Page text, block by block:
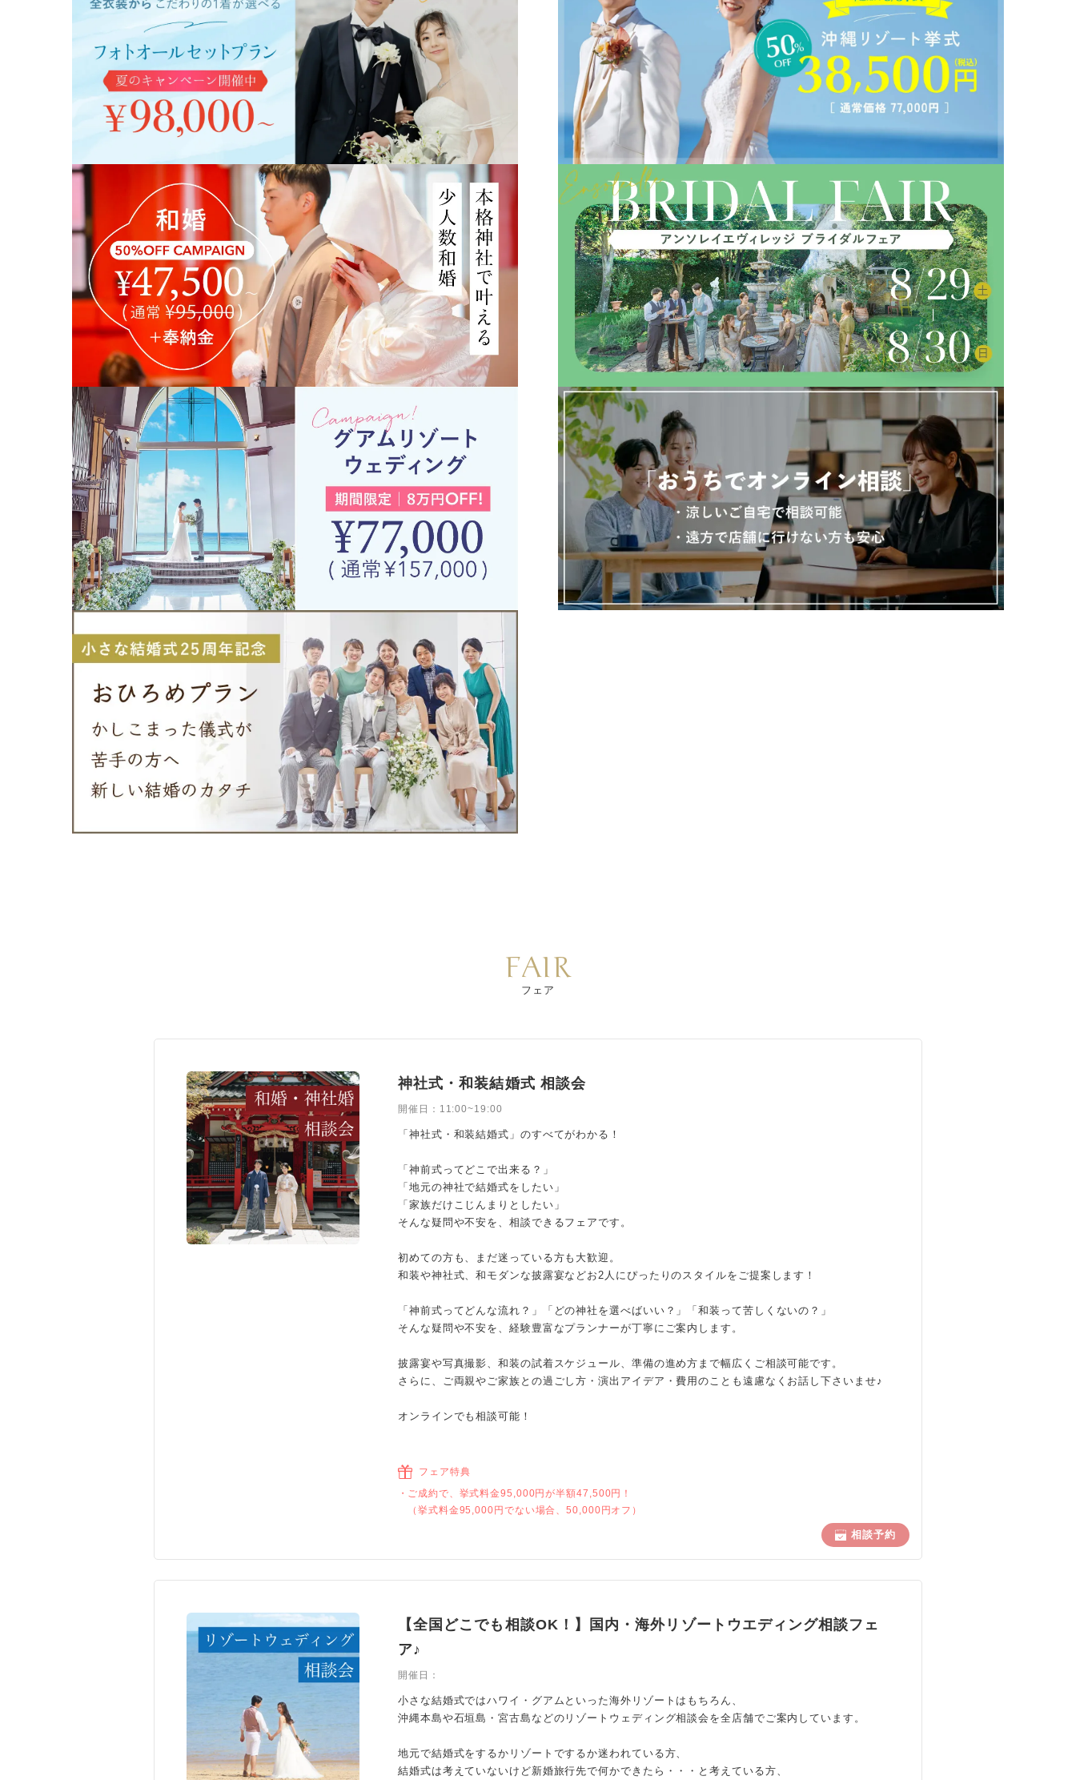
FAIR
フェア
神社式・和装結婚式 相談会
開催日： 11:00~19:00
「神社式・和装結婚式」のすべてがわかる！
「神前式ってどこで出来る？」
「地元の神社で結婚式をしたい」
「家族だけこじんまりとしたい」
そんな疑問や不安を、相談できるフェアです。
初めての方も、まだ迷っている方も大歓迎。
和装や神社式、和モダンな披露宴などお2人にぴったりのスタイルをご提案します！
「神前式ってどんな流れ？」「どの神社を選べばいい？」「和装って苦しくないの？」
そんな疑問や不安を、経験豊富なプランナーが丁寧にご案内します。
披露宴や写真撮影、和装の試着スケジュール、準備の進め方まで幅広くご相談可能です。
さらに、ご両親やご家族との過ごし方・演出アイデア・費用のことも遠慮なくお話し下さいませ♪
オンラインでも相談可能！
フェア特典
ご成約で、挙式料金95,000円が半額47,500円！
（挙式料金95,000円でない場合、50,000円オフ）
相談予約
【全国どこでも相談OK！】国内・海外リゾートウエディング相談フェ
ア♪
開催日：
小さな結婚式ではハワイ・グアムといった海外リゾートはもちろん、
沖縄本島や石垣島・宮古島などのリゾートウェディング相談会を全店舗でご案内しています。
地元で結婚式をするかリゾートでするか迷われている方、
結婚式は考えていないけど新婚旅行先で何かできたら・・・と考えている方、